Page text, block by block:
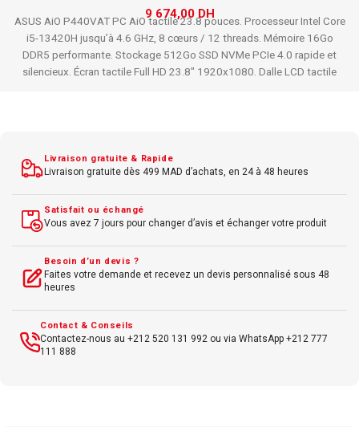
9 674,00 DH
ASUS AiO P440VAT PC AiO tactile 23.8 pouces. Processeur Intel Core
i5-13420H jusqu’à 4.6 GHz, 8 cœurs / 12 threads. Mémoire 16Go
DDR5 performante. Stockage 512Go SSD NVMe PCIe 4.0 rapide et
silencieux. Écran tactile Full HD 23.8" 1920x1080. Dalle LCD tactile
Livraison gratuite & Rapide
Livraison gratuite dès 499 MAD d’achats, en 24 à 48 heures
Satisfait ou échangé
Vous avez 7 jours pour changer d’avis et échanger votre produit
Besoin d’un devis ?
Faites votre demande et recevez un devis personnalisé sous 48
heures
Contact & Conseils
Contactez-nous au +212 520 131 992 ou via WhatsApp +212 777
111 888